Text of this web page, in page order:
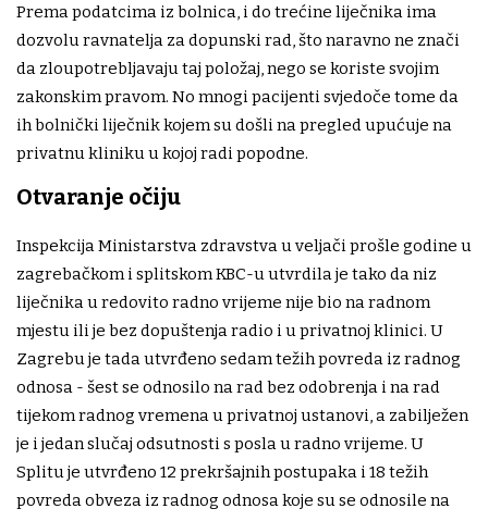
Prema podatcima iz bolnica, i do trećine liječnika ima
dozvolu ravnatelja za dopunski rad, što naravno ne znači
da zloupotrebljavaju taj položaj, nego se koriste svojim
zakonskim pravom. No mnogi pacijenti svjedoče tome da
ih bolnički liječnik kojem su došli na pregled upućuje na
privatnu kliniku u kojoj radi popodne.
Otvaranje očiju
Inspekcija Ministarstva zdravstva u veljači prošle godine u
zagrebačkom i splitskom KBC-u utvrdila je tako da niz
liječnika u redovito radno vrijeme nije bio na radnom
mjestu ili je bez dopuštenja radio i u privatnoj klinici. U
Zagrebu je tada utvrđeno sedam težih povreda iz radnog
odnosa - šest se odnosilo na rad bez odobrenja i na rad
tijekom radnog vremena u privatnoj ustanovi, a zabilježen
je i jedan slučaj odsutnosti s posla u radno vrijeme. U
Splitu je utvrđeno 12 prekršajnih postupaka i 18 težih
povreda obveza iz radnog odnosa koje su se odnosile na